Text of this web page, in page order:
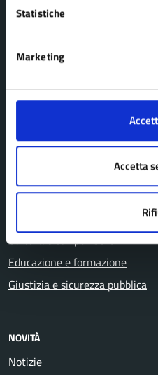
Statistiche
Marketing
Accetta
Uffici
Agricoltura e pesca
Anagrafe e stato civile
Autorizzazioni
Cultura e tempo libero
Educazione e formazione
Giustizia e sicurezza pubblica
NOVITÀ
Notizie